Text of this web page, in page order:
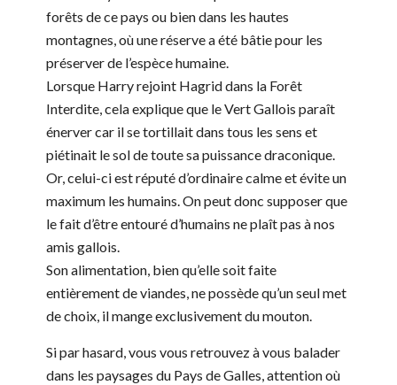
forêts de ce pays ou bien dans les hautes
montagnes, où une réserve a été bâtie pour les
préserver de l’espèce humaine.
Lorsque Harry rejoint Hagrid dans la Forêt
Interdite, cela explique que le Vert Gallois paraît
énerver car il se tortillait dans tous les sens et
piétinait le sol de toute sa puissance draconique.
Or, celui-ci est réputé d’ordinaire calme et évite un
maximum les humains. On peut donc supposer que
le fait d’être entouré d’humains ne plaît pas à nos
amis gallois.
Son alimentation, bien qu’elle soit faite
entièrement de viandes, ne possède qu’un seul met
de choix, il mange exclusivement du mouton.
Si par hasard, vous vous retrouvez à vous balader
dans les paysages du Pays de Galles, attention où